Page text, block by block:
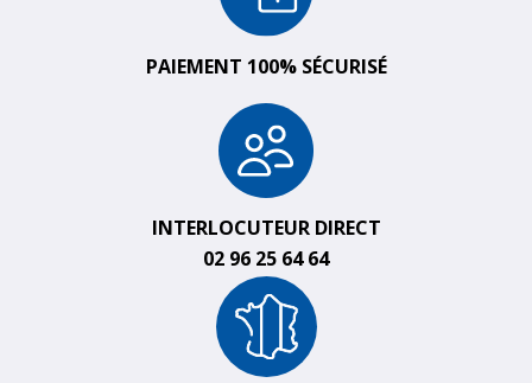
PAIEMENT 100% SÉCURISÉ
INTERLOCUTEUR DIRECT
02 96 25 64 64